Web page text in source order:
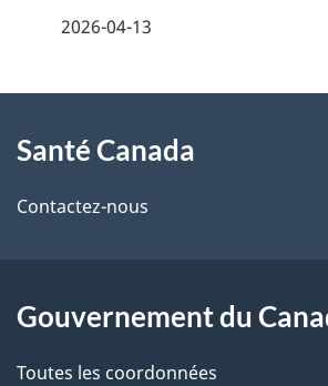
i
l
d
e
2026-04-13
propos
de
site
Santé Canada
Contactez-nous
Gouvernement du
Toutes les coordonnées